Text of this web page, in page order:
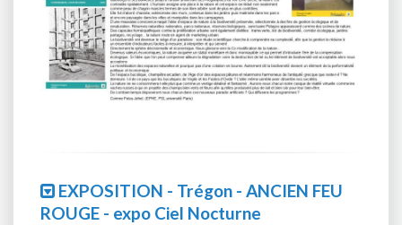
EXPOSITION - Trégon - ANCIEN FEU
ROUGE - expo Ciel Nocturne